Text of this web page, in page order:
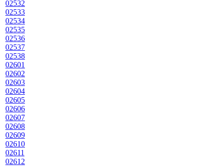
02532
02533
02534
02535
02536
02537
02538
02601
02602
02603
02604
02605
02606
02607
02608
02609
02610
02611
02612